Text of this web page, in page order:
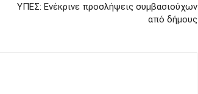
ΥΠΕΣ: Ενέκρινε προσλήψεις συμβασιούχων
από δήμους